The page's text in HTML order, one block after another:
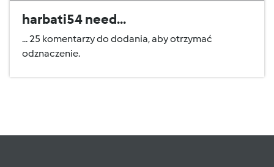
harbati54 need...
... 25 komentarzy do dodania, aby otrzymać
odznaczenie.